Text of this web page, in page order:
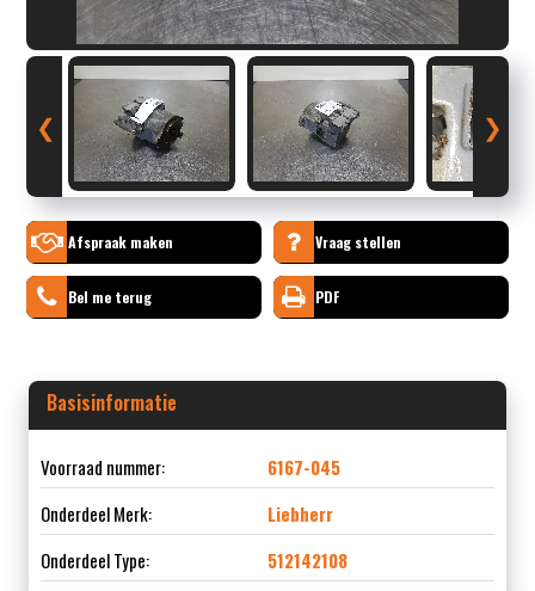
❮ ❯
Afspraak maken Vraag stellen
Bel me terug PDF
Basisinformatie
Voorraad nummer:
6167-045
Onderdeel Merk:
Liebherr
Onderdeel Type:
512142108